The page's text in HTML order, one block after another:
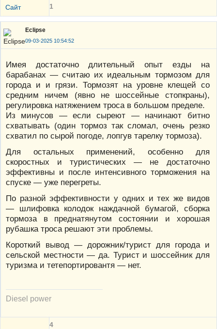
Сайт 1
Eclipse
09-03-2025 10:54:52
Имея достаточно длительный опыт езды на
барабанах — считаю их идеальным тормозом для
города и и грязи. Тормозят на уровне клещей со
средним ничем (явно не шоссейные стопкраны),
регулировка натяжением троса в большом пределе.
Из минусов — если сыреют — начинают битно
схватывать (один тормоз так сломал, очень резко
схватил по сырой погоде, лопгув тарелку тормоза).
Для остальных применений, особенно для
скоростных и туристических — не достаточно
эффективны и после интенсивного торможения на
спуске — уже перегреты.
По разной эффективности у одних и тех же видов
— шлифовка колодок наждачной бумагой, сборка
тормоза в преднатянутом состоянии и хорошая
рубашка троса решают эти проблемы.
Короткий вывод — дорожник/турист для города и
сельской местности — да. Турист и шоссейник для
туризма и тетепортировантя — нет.
Diesel power
4